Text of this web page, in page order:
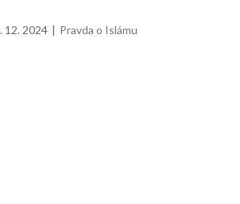
12. 2024 | Pravda o Islámu